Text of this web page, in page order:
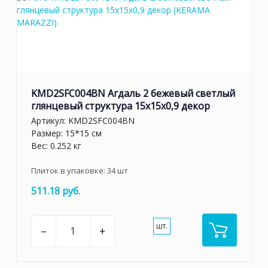
KMD2SFC004BN Агдаль 2 бежевый светлый
глянцевый структура 15x15x0,9 декор
Артикул: KMD2SFC004BN
Размер: 15*15 см
Вес: 0.252 кг
Плиток в упаковке: 34шт
511.18 руб.
– + шт.